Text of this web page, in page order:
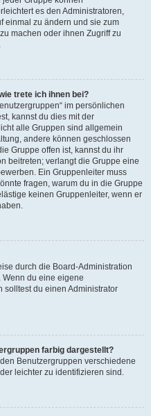
es den Administratoren,
einmal zu ändern und sie zum
machen oder ihnen Zugriff zu
trete ich ihnen bei?
im persönlichen
kannst du dies mit der
alle Gruppen sind allgemein
andere können geschlossen
Gruppe offen ist, kannst du ihr
beitreten; verlangt die Gruppe eine
Ein Gruppenleiter muss
fragen, warum du in die Gruppe
keinen Gruppenleiter, wenn er
durch die Board-Administration
du eine eigene
solltest du einen Administrator
farbig dargestellt?
Benutzergruppen verschiedene
leichter zu identifizieren sind.